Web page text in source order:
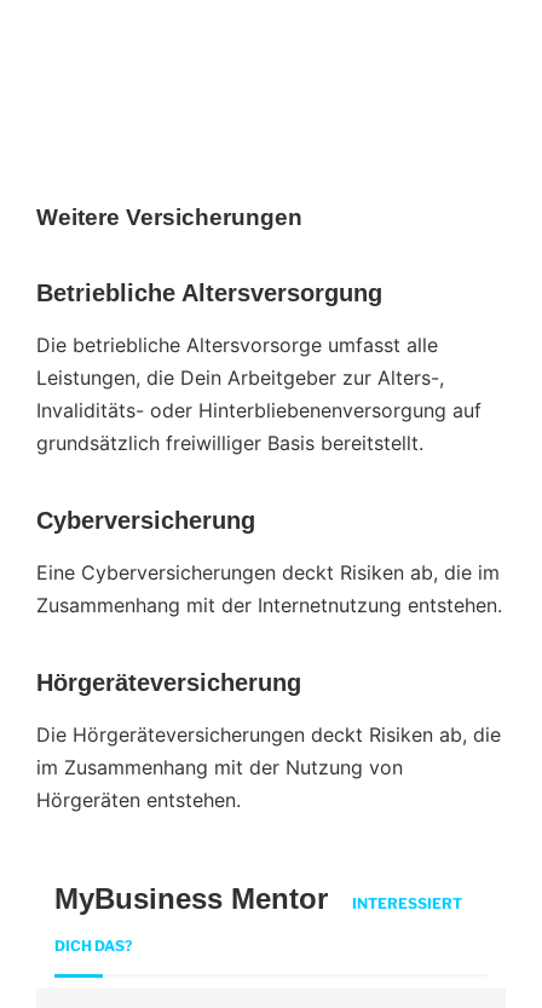
Weitere Versicherungen
Be­trieb­li­che Al­ters­ver­sor­gung
Die betriebliche Altersvorsorge umfasst alle
Leistungen, die Dein Arbeitgeber zur Alters-,
Invaliditäts- oder Hinterbliebenenversorgung auf
grundsätzlich freiwilliger Basis bereitstellt.
Cy­ber­ver­si­che­rung
Eine Cyberversicherungen deckt Risiken ab, die im
Zusammenhang mit der Internetnutzung entstehen.
Hörgeräteversicherung
Die Hörgeräteversicherungen deckt Risiken ab, die
im Zusammenhang mit der Nutzung von
Hörgeräten entstehen.
MyBusiness Mentor INTERESSIERT
DICH DAS?